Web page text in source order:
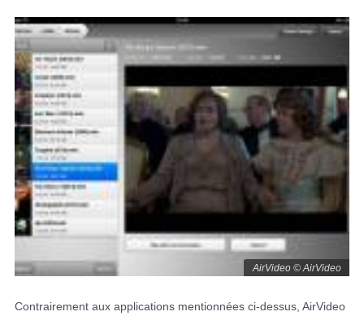
AirVideo © AirVideo
Contrairement aux applications mentionnées ci-dessus, AirVideo